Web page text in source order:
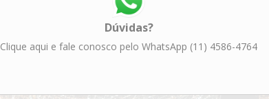
Dúvidas?
Clique aqui e fale conosco pelo WhatsApp (11) 4586-4764